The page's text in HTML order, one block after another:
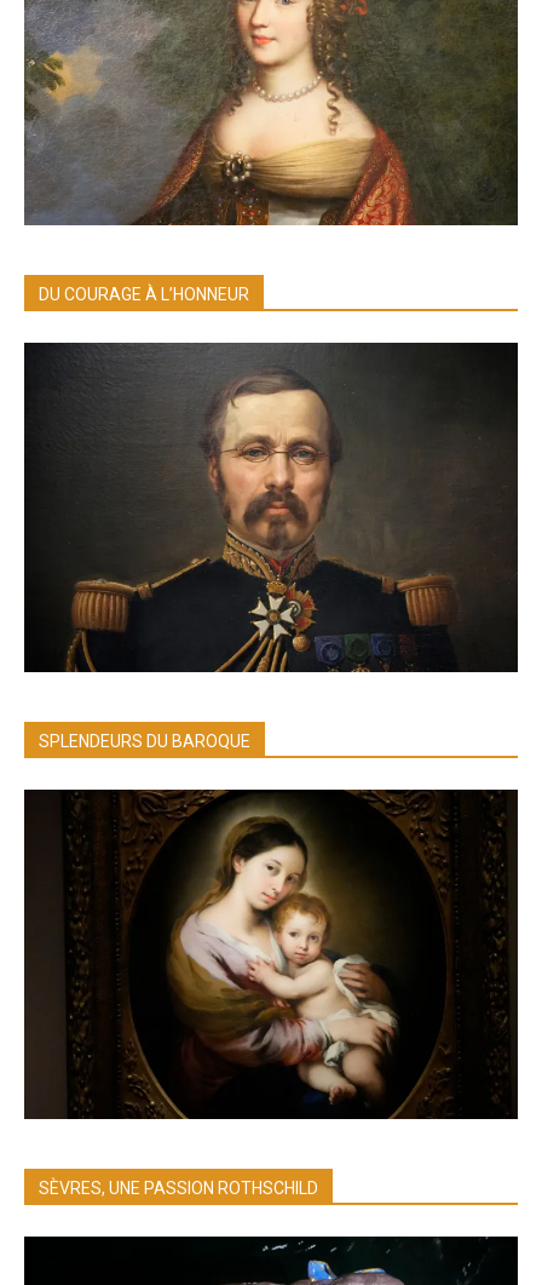
DU COURAGE À L’HONNEUR
SPLENDEURS DU BAROQUE
SÈVRES, UNE PASSION ROTHSCHILD